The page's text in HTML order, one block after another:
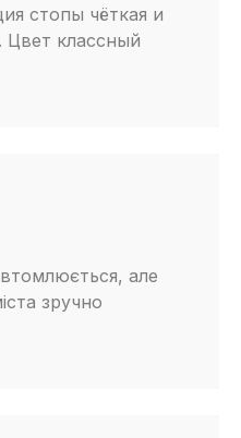
стопы чёткая и
Цвет классный
але
зручно